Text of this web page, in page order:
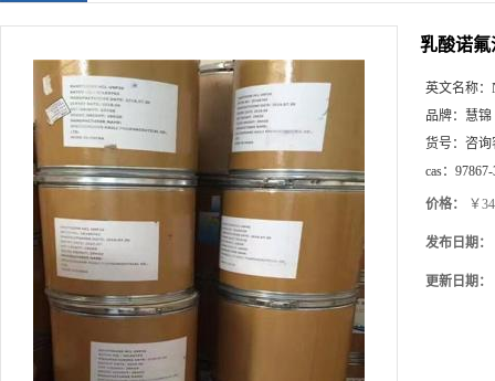
乳酸诺氟
英文名称：
品牌： 慧锦
货号： 咨询
cas：
价格： ￥
发布日期：
更新日期：